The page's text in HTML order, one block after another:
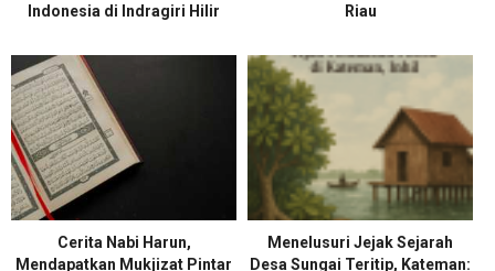
Indonesia di Indragiri Hilir
Riau
Cerita Nabi Harun,
Mendapatkan Mukjizat Pintar
Menelusuri Jejak Sejarah
Desa Sungai Teritip, Kateman: